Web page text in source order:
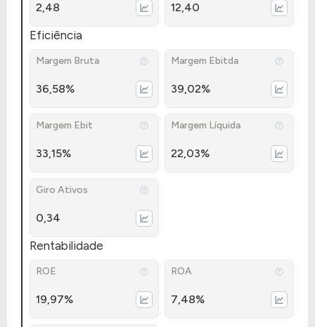
2,48 12,40
Eficiência
Margem Bruta
36,58%
Margem Ebitda
39,02%
Margem Ebit
33,15%
Margem Líquida
22,03%
Giro Ativos
0,34
Rentabilidade
ROE
19,97%
ROA
7,48%